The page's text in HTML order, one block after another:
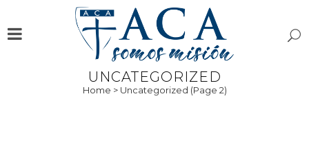
UNCATEGORIZED
Home > Uncategorized (Page 2)